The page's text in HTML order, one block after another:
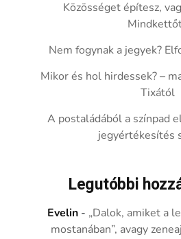
Közösséget építesz,
Nem fogynak a jegyek?
Mikor és hol hirdessek? –
Tixától
A postaládából a színpad
jegyértékesítés
Legutóbbi
Evelin - „Dalok, amiket a
mostanában”, avagy